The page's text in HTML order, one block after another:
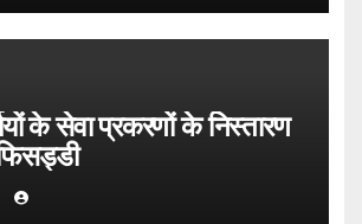
के सेवा प्रकरणों के निस्तारण